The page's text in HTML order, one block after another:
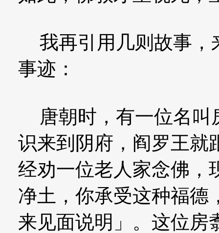
我再引用几则故事，
事迹：
唐朝时，有一位名叫
识来到阴府，阎罗王就
经劝一位老人家念佛，
净土，你承受这种福德
来见面说明」。这位房